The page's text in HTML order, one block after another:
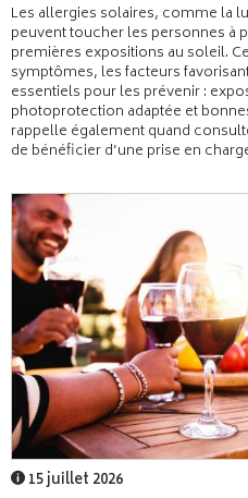
Les allergies solaires, comme la
peuvent toucher les personnes à
premières expositions au soleil.
symptômes, les facteurs
essentiels pour les prévenir :
photoprotection adaptée et
rappelle également quand
de bénéficier d’une prise en
15 juillet 2026